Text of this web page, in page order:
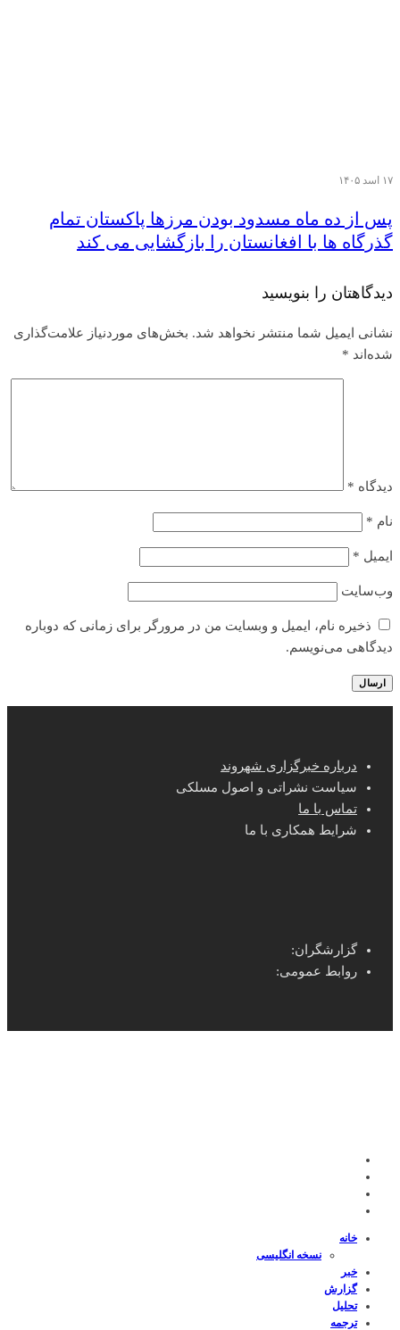
۱۷ اسد ۱۴۰۵
پس از ده ماه مسدود بودن مرزها پاکستان تمام
گذرگاه ها با افغانستان را بازگشایی می کند
دیدگاهتان را بنویسید
نشانی ایمیل شما منتشر نخواهد شد. بخش‌های موردنیاز علامت‌گذاری
شده‌اند *
دیدگاه *
نام *
ایمیل *
وب‌سایت
ذخیره نام، ایمیل و وبسایت من در مرورگر برای زمانی که دوباره
دیدگاهی می‌نویسم.
درباره خبرگزاری شهروند
سیاست نشراتی و اصول مسلکی
تماس با ما
شرایط همکاری با ما
گزارشگران:
روابط عمومی:
خانه
نسخه انگلیسی
خبر
گزارش
تحلیل
ترجمه